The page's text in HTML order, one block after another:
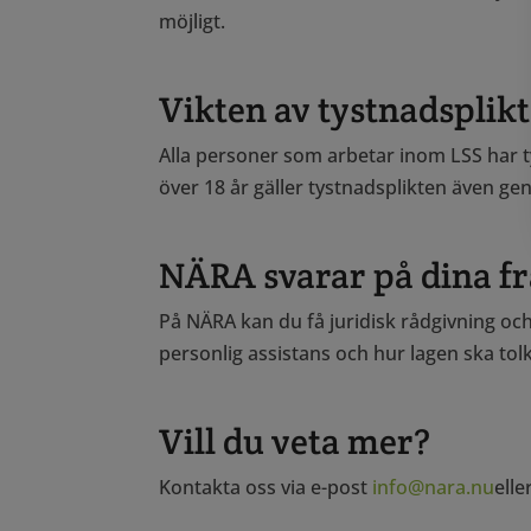
möjligt.
Vikten av tystnadsplikt
Alla personer som arbetar inom LSS
över 18 år gäller tystnadsplikten även
NÄRA svarar på dina
På NÄRA kan du få juridisk rådgivning
personlig assistans och hur lagen ska
Vill du veta mer?
Kontakta oss via e-post info@nara.nu